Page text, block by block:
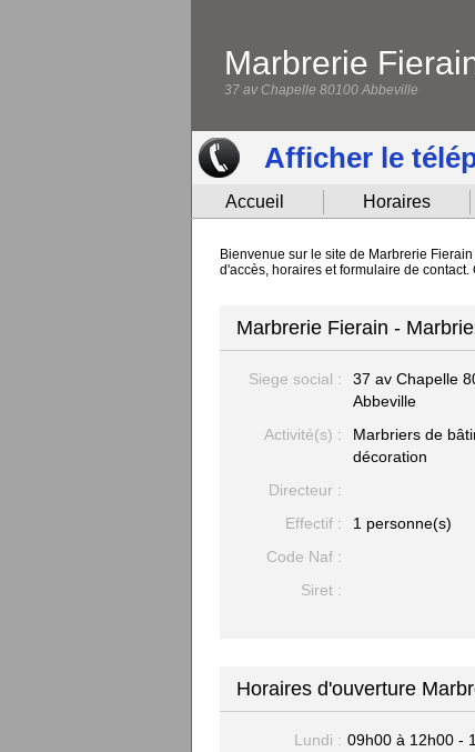
Marbrerie
37 av Chapelle 80100 Abbeville
Afficher le
Accueil Horaires
Bienvenue sur le site de Marbrerie
d'accès, horaires et formulaire de
Marbrerie Fierain -
Siege social : 37 av Chapelle
Abbeville
Activité(s) :
Marbriers de
décoration
Directeur :
Effectif :
1 personne(s)
Code Naf :
Siret :
Horaires d'ouverture
Lundi : 09h00 à 12h00 -